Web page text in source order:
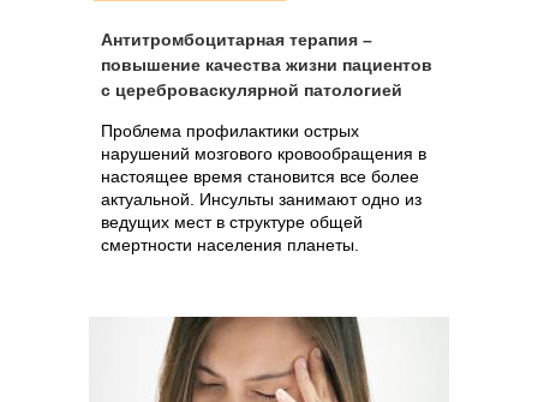
Антитромбоцитарная терапия –
повышение качества жизни пациентов
с цереброваскулярной патологией
Проблема профилактики острых
нарушений мозгового кровообращения в
настоящее время становится все более
актуальной. Инсульты занимают одно из
ведущих мест в структуре общей
смертности населения планеты.